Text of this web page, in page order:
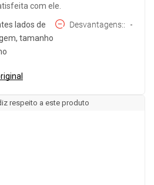
com ele.
lados de
tamanho
Desvantagens: -
respeito a este produto